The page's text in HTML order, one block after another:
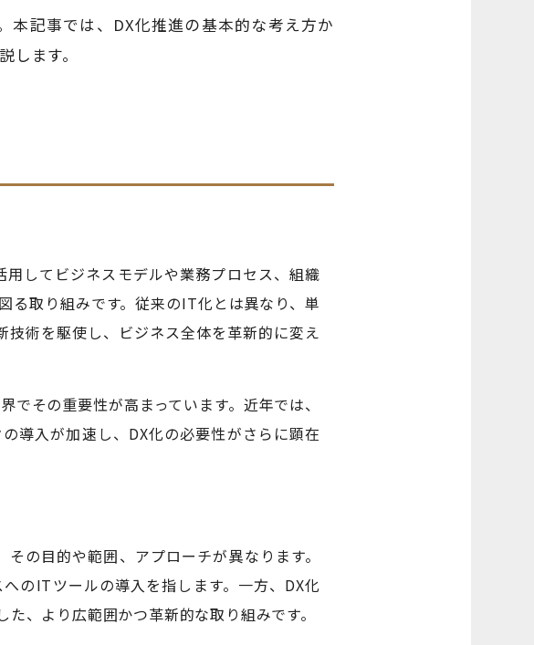
本記事では、DX化推進の基本的な考え方か
ます。
してビジネスモデルや業務プロセス、組織
る取り組みです。従来のIT化とは異なり、単
術を駆使し、ビジネス全体を革新的に変え
その重要性が高まっています。近年では、
導入が加速し、DX化の必要性がさらに顕在
の目的や範囲、アプローチが異なります。
のITツールの導入を指します。一方、DX化
、より広範囲かつ革新的な取り組みです。